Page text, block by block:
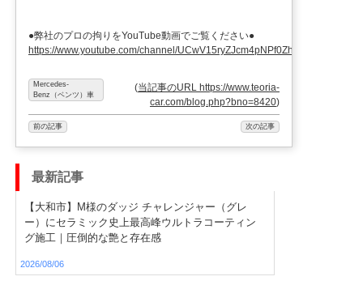
●弊社のプロの拘りをYouTube動画でご覧ください●
https://www.youtube.com/channel/UCwV15ryZJcm4pNPf0ZhXu9g
Mercedes-
Benz（ベンツ）車
(当記事のURL https://www.teoria-
car.com/blog.php?bno=8420)
前の記事 次の記事
最新記事
【大和市】M様のダッジ チャレンジャー（グレ
ー）にセラミック史上最高峰ウルトラコーティン
グ施工｜圧倒的な艶と存在感
2026/08/06